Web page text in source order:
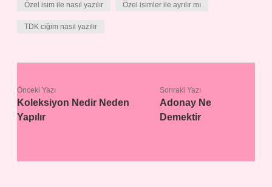
Özel isim ile nasıl yazılır Özel isimler ile ayrılır mı
TDK ciğim nasıl yazılır
Önceki Yazı
Koleksiyon Nedir Neden
Yapılır
Sonraki Yazı
Adonay Ne
Demektir